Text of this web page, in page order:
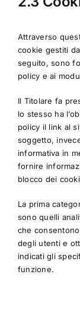
Attraverso
cookie gestiti
seguito, sono
policy e ai
Il Titolare fa
lo stesso ha
policy il link al
soggetto,
informativa in
fornire
blocco dei
La prima
sono quelli
che
degli utenti e
indicati gli
funzione.